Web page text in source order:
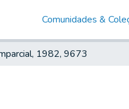
Comunidades &
1982, 9673